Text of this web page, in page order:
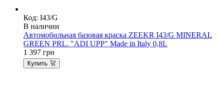
Код: I43/G
В наличии
Автомобильная базовая краска ZEEKR I43/G MINERAL
GREEN PRL. "ADI UPP" Made in Italy 0,8L
1 397 грн
Купить